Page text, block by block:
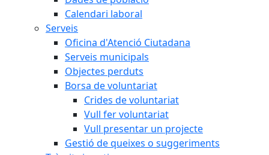
Calendari laboral
Serveis
Oficina d'Atenció Ciutadana
Serveis municipals
Objectes perduts
Borsa de voluntariat
Crides de voluntariat
Vull fer voluntariat
Vull presentar un projecte
Gestió de queixes o suggeriments